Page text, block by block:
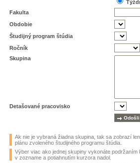
Fakulta
Obdobie
Študijný program štúdia
Ročník
Skupina
Detašované pracovisko
Ak nie je vybraná žiadna skupina, tak sa zobrazí
plánu zvoleného študijného programu štúdia.
Výber viac ako jednej skupiny vykonáte
v zozname a potiahnutím kurzora nadol.